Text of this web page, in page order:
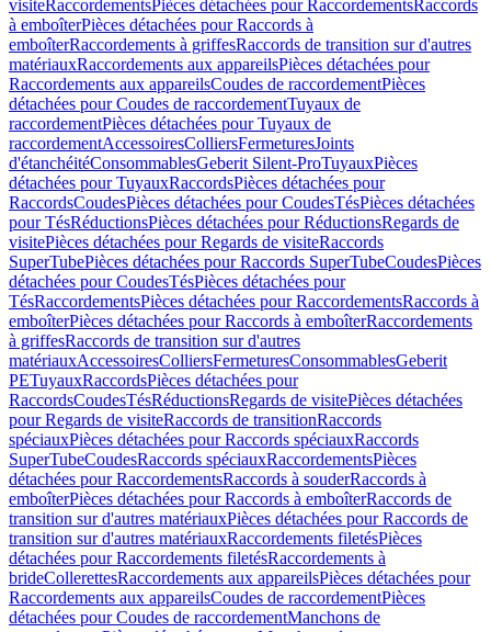
visiteRaccordementsPièces détachées pour RaccordementsRaccords
à emboîterPièces détachées pour Raccords à
emboîterRaccordements à griffesRaccords de transition sur d'autres
matériauxRaccordements aux appareilsPièces détachées pour
Raccordements aux appareilsCoudes de raccordementPièces
détachées pour Coudes de raccordementTuyaux de
raccordementPièces détachées pour Tuyaux de
raccordementAccessoiresColliersFermeturesJoints
d'étanchéitéConsommablesGeberit Silent-ProTuyauxPièces
détachées pour TuyauxRaccordsPièces détachées pour
RaccordsCoudesPièces détachées pour CoudesTésPièces détachées
pour TésRéductionsPièces détachées pour RéductionsRegards de
visitePièces détachées pour Regards de visiteRaccords
SuperTubePièces détachées pour Raccords SuperTubeCoudesPièces
détachées pour CoudesTésPièces détachées pour
TésRaccordementsPièces détachées pour RaccordementsRaccords à
emboîterPièces détachées pour Raccords à emboîterRaccordements
à griffesRaccords de transition sur d'autres
matériauxAccessoiresColliersFermeturesConsommablesGeberit
PETuyauxRaccordsPièces détachées pour
RaccordsCoudesTésRéductionsRegards de visitePièces détachées
pour Regards de visiteRaccords de transitionRaccords
spéciauxPièces détachées pour Raccords spéciauxRaccords
SuperTubeCoudesRaccords spéciauxRaccordementsPièces
détachées pour RaccordementsRaccords à souderRaccords à
emboîterPièces détachées pour Raccords à emboîterRaccords de
transition sur d'autres matériauxPièces détachées pour Raccords de
transition sur d'autres matériauxRaccordements filetésPièces
détachées pour Raccordements filetésRaccordements à
brideCollerettesRaccordements aux appareilsPièces détachées pour
Raccordements aux appareilsCoudes de raccordementPièces
détachées pour Coudes de raccordementManchons de